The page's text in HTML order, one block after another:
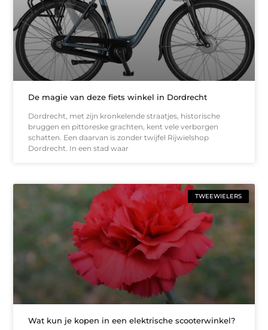
De magie van deze fiets winkel in Dordrecht
Dordrecht, met zijn kronkelende straatjes, historische
bruggen en pittoreske grachten, kent vele verborgen
schatten. Een daarvan is zonder twijfel Rijwielshop
Dordrecht. In een stad waar
TWEEWIELERS
Wat kun je kopen in een elektrische scooterwinkel?